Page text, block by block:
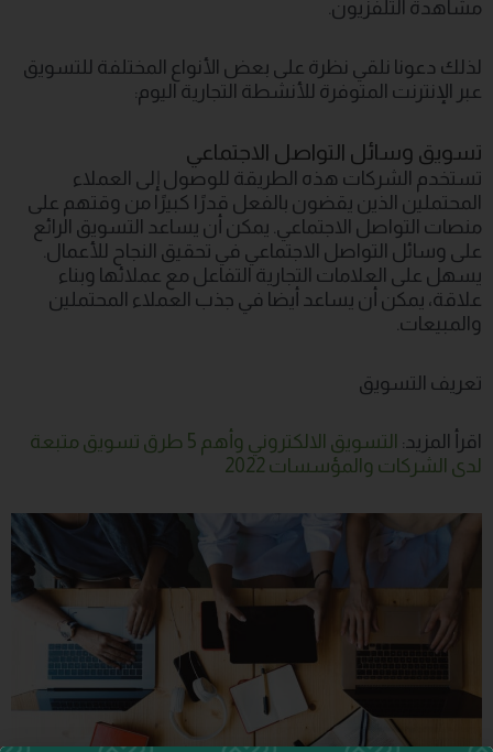
مشاهدة التلفزيون.
لذلك دعونا نلقي نظرة على بعض الأنواع المختلفة للتسويق
عبر الإنترنت المتوفرة للأنشطة التجارية اليوم:
تسويق وسائل التواصل الاجتماعي
تستخدم الشركات هذه الطريقة للوصول إلى العملاء
المحتملين الذين يقضون بالفعل قدرًا كبيرًا من وقتهم على
منصات التواصل الاجتماعي. يمكن أن يساعد التسويق الرائع
على وسائل التواصل الاجتماعي في تحقيق النجاح للأعمال.
يسهل على العلامات التجارية التفاعل مع عملائها وبناء
علاقة، يمكن أن يساعد أيضا في جذب العملاء المحتملين
والمبيعات.
تعريف التسويق
اقرأ المزيد:
التسويق الالكتروني وأهم 5 طرق تسويق متبعة
لدى الشركات والمؤسسات 2022